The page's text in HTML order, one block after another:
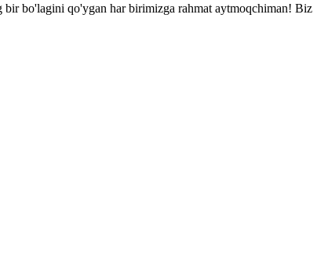
bo'lagini qo'ygan har birimizga rahmat aytmoqchiman! Biz